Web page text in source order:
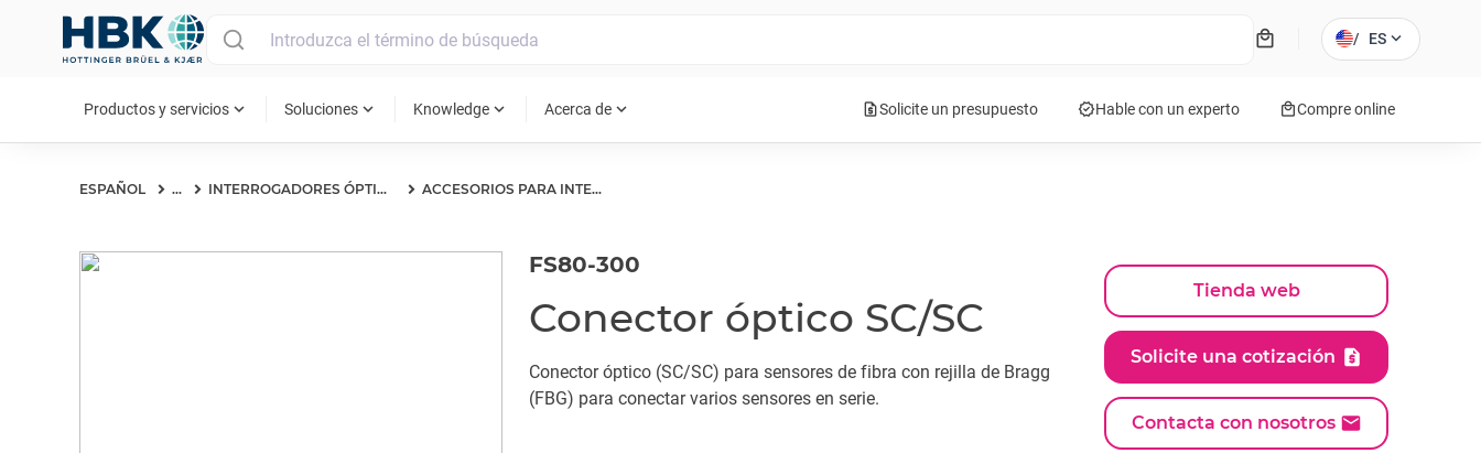
local_mall / ES expand_more
Productos y servicios expand_more Soluciones expand_more Knowledge expand_more Acerca de expand_more request_quoteSolicite un presupuesto verifiedHable con un experto local_mallCompre online
ESPAÑOL ... INTERROGADORES ÓPTICOS ACCESORIOS PARA INTERROGADORES ÓPTICOS
FS80-300
Conector óptico SC/SC
Conector óptico (SC/SC) para sensores de fibra con rejilla de Bragg
(FBG) para conectar varios sensores en serie.
Tienda web
Solicite una cotización
Contacta con nosotros